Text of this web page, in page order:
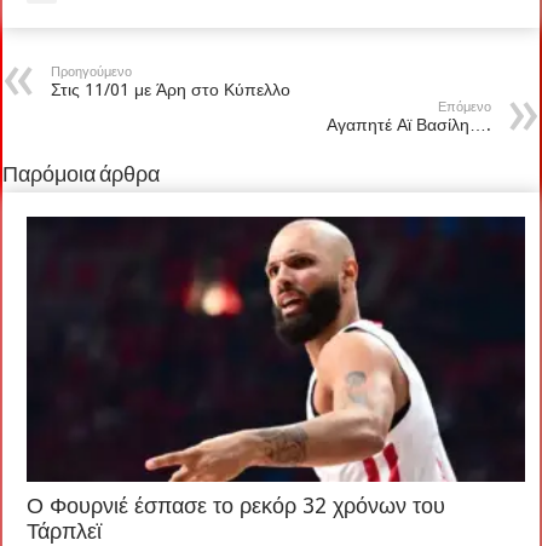
Προηγούμενο
Στις 11/01 με Άρη στο Κύπελλο
Επόμενο
Αγαπητέ Αϊ Βασίλη….
Παρόμοια άρθρα
Ο Φουρνιέ έσπασε το ρεκόρ 32 χρόνων του
Τάρπλεϊ